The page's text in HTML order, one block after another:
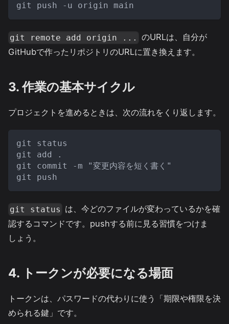
git push -u origin main
git remote add origin ...
のURLは、自分が
GitHubで作ったリポジトリのURLに置き換えます。
3. 作業の基本サイクル
プロジェクトを進めるときは、次の流れをくり返します。
git status
git add .
git commit -m "変更内容を短く書く"
git push
git status は、今どのファイルが変わっているかを確
認するコマンドです。pushする前に見る習慣をつけま
しょう。
4. トークンが必要になる場面
トークンは、パスワードの代わりに使う「期限や権限を決
められる鍵」です。